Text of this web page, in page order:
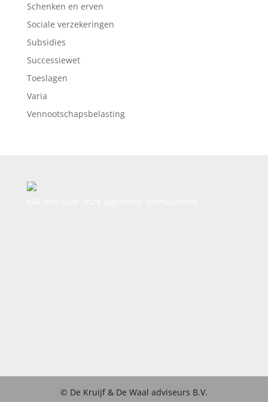
Schenken en erven
Sociale verzekeringen
Subsidies
Successiewet
Toeslagen
Varia
Vennootschapsbelasting
© De Kruijf & De Waal adviseurs B.V.